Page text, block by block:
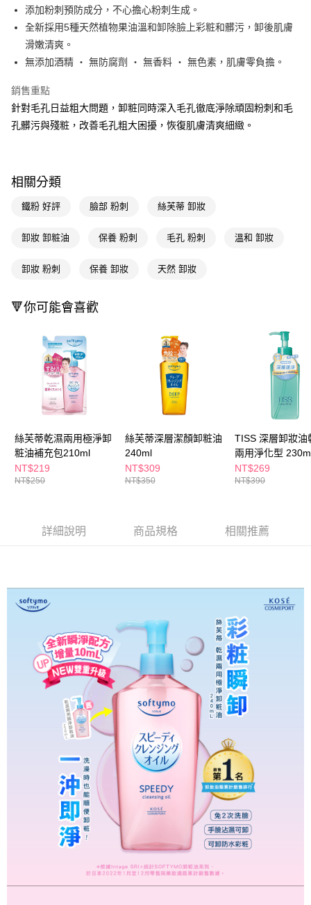
LINE Pay
Apple Pay
街口支付
悠遊付
Google Pay
AFTEE先享後付是「在收到商品之後才付款」的支付方式。 讓您購物簡單
１．簡單：不需註冊會員、不需綁卡、不需儲值。
１．於結帳方式選擇「AFTEE先享後付」後，將跳轉至「AFTEE先享後付」
３．收到繳費通知簡訊後14天內，點擊此簡訊中的連結，可透過四大超商／
※ 請注意：結帳手續完成當下不需立刻繳費，但若您需要取消訂單，請聯絡
購買商品的店家。未經商家同意取消之訂單仍視為有效，需透過AFTEE先享
後付繳納相關費用。
※ 交易是否成功請以「AFTEE先享後付 」之結帳頁面顯示為準，若有關於
是否繳費成功／繳費後需取消欲退款等相關疑問，請聯繫「AFTEE先享後付
客戶支援中心」https://netprotections.freshdesk.com/support/home
【注意事項】
易，需依本服務之必要範圍內提供個人資料，並將交易相關給付款項請求債
權轉讓予恩沛科技股份有限公司。
２．關於個人資料處理事宜，請瀏覽以下網址：
https://aftee.tw/terms/#terms3
４．使用「AFTEE先享後付」時，將依據個別帳號之用戶狀況，依本公司即
即享券
運送方式
全家取貨付款
每筆NT$65，滿NT$390(含以上)免運費
每筆NT$65，滿NT$490(含以上)免運費
付款後萊爾富取貨
每筆NT$65，滿NT$490(含以上)免運費
7-11取貨付款
每筆NT$65，滿NT$490(含以上)免運費
付款後7-11取貨
每筆NT$65，滿NT$490(含以上)免運費
添加粉刺預防成分，不心擔心粉刺生成。
全新採用5種天然植物果油溫和卸除臉上彩粧和髒污，卸後肌膚
滑嫩清爽。
無添加酒精 ‧ 無防腐劑 ‧ 無香料 ‧ 無色素，肌膚零負擔。
銷售重點
針對毛孔日益粗大問題，卸粧同時深入毛孔徹底淨除頑固粉刺和毛
孔髒污與殘粧，改善毛孔粗大困擾，恢復肌膚清爽細緻。
相關分類
鐵粉 好評 臉部 粉刺 絲芙蒂 卸妝
卸妝 卸粧油 保養 粉刺 毛孔 粉刺 溫和 卸妝
卸妝 粉刺 保養 卸妝 天然 卸妝
🔻你可能會喜歡
絲芙蒂乾濕兩用極淨卸
粧油補充包210ml
NT$219
NT$250
絲芙蒂深層潔顏卸粧油
240ml
NT$309
NT$350
TISS 深層卸妝油
兩用淨化型
NT$269
NT$390
詳細說明 商品規格 相關推薦